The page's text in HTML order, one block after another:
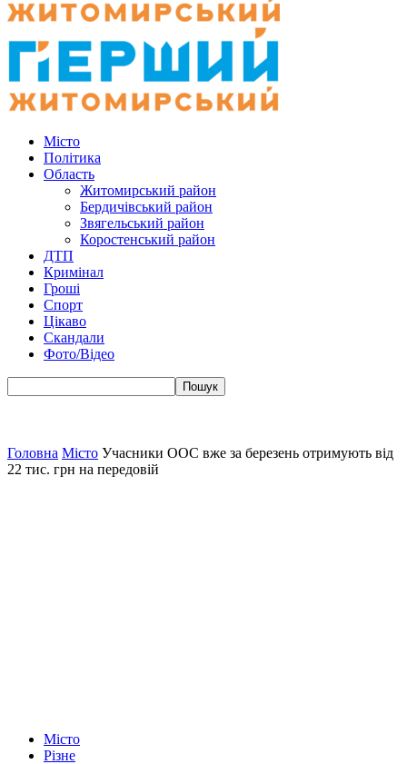
Місто
Політика
Область
Житомирський район
Бердичівський район
Звягельський район
Коростенський район
ДТП
Кримінал
Гроші
Спорт
Цікаво
Скандали
Фото/Відео
Головна Місто Учасники ООС вже за березень отримують від
22 тис. грн на передовій
Місто
Різне